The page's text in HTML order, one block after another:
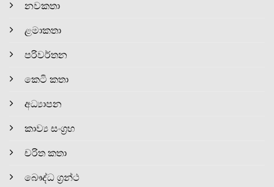
නවකතා
ළමාකතා
පරිවර්තන
කෙටි කතා
අධ්‍යාපන
කාව්‍ය සංග්‍රහ
චරිත කතා
බෞද්ධ ග්‍රන්ථ